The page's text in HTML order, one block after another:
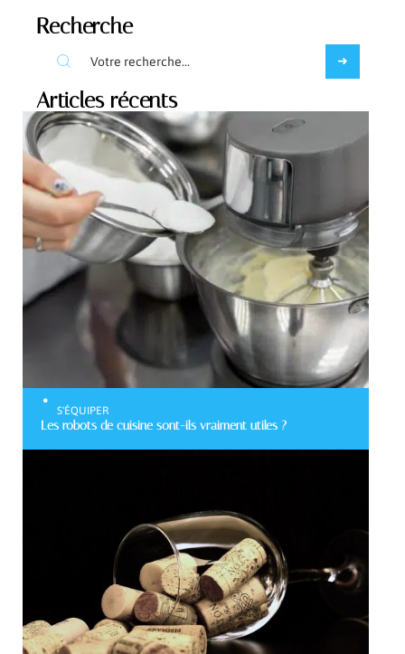
Recherche
Articles récents
S'ÉQUIPER
Les robots de cuisine sont-ils vraiment utiles ?